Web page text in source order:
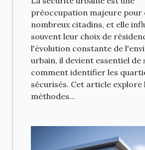
préoccupation majeure pour
nombreux citadins, et elle
souvent leur choix de
l'évolution constante de
urbain, il devient essentiel de
comment identifier les
sécurisés. Cet article explore
méthodes...